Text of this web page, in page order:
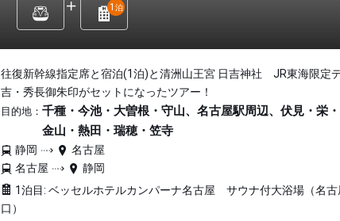
1 泊
往復新幹線指定席と宿泊(1泊)と清洲山王宮 日吉神社 JR東海限定
吉・秀長御朱印がセットになったツアー！
目的地： 千種・今池・大曽根・守山、名古屋駅周辺、伏見・栄・
金山・熱田・瑞穂・笠寺
静岡
名古屋
名古屋
静岡
1泊目: ベッセルホテルカンパーナ名古屋 サウナ付大浴場（名古
口）